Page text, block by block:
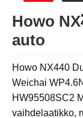
Howo
auto
Howo NX440
Weichai
HW95508SC2
vaihdelaatikko,